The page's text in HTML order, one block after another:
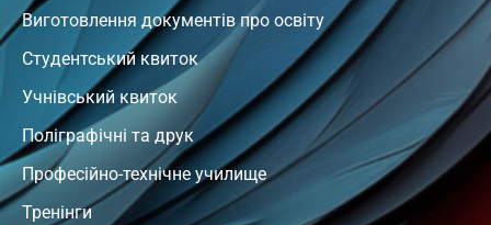
Виготовлення документів про освіту
Студентський квиток
Учнівський квиток
Поліграфічні та друк
Професійно-технічне училище
Тренінги